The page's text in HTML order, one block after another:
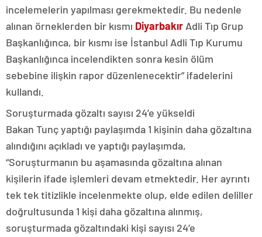
incelemelerin yapılması gerekmektedir. Bu nedenle
alınan örneklerden bir kısmı Diyarbakır Adli Tıp Grup
Başkanlığınca, bir kısmı ise İstanbul Adli Tıp Kurumu
Başkanlığınca incelendikten sonra kesin ölüm
sebebine ilişkin rapor düzenlenecektir” ifadelerini
kullandı.
Soruşturmada gözaltı sayısı 24’e yükseldi
Bakan Tunç yaptığı paylaşımda 1 kişinin daha gözaltına
alındığını açıkladı ve yaptığı paylaşımda,
“Soruşturmanın bu aşamasında gözaltına alınan
kişilerin ifade işlemleri devam etmektedir. Her ayrıntı
tek tek titizlikle incelenmekte olup, elde edilen deliller
doğrultusunda 1 kişi daha gözaltına alınmış,
soruşturmada gözaltındaki kişi sayısı 24’e